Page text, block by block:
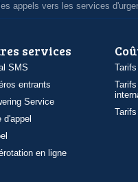
appels vers les services
services
SMS
entrants
Service
d'appel
en ligne